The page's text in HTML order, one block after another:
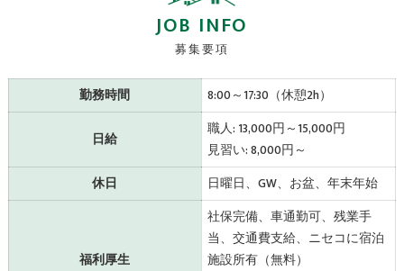
募集要項
JOB INFO
勤務時間 8:00～17:30（休憩2h）
日給
職人: 13,000円～15,000円
見習い: 8,000円～
休日
日曜日、GW、お盆、年末年始
福利厚生
社保完備、車通勤可、残業手
当、交通費支給、ニセコに宿泊
施設所有（無料）